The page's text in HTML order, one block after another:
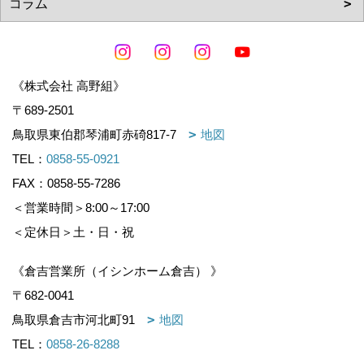
《株式会社 高野組》
〒689-2501
鳥取県東伯郡琴浦町赤碕817-7
地図
TEL： 0858-55-0921
FAX：0858-55-7286
＜営業時間＞8:00～17:00
＜定休日＞土・日・祝
《倉吉営業所（イシンホーム倉吉） 》
〒682-0041
鳥取県倉吉市河北町91
地図
TEL： 0858-26-8288